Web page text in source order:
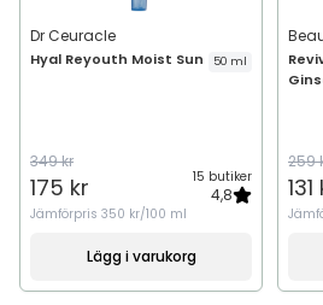
Dr Ceuracle
Hyal Reyouth Moist Sun 50 ml
349 kr
175 kr 15 butiker
4,8
Jämförpris 350 kr/100 ml
Lägg i varukorg
259